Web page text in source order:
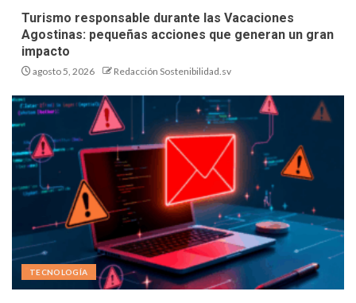
Turismo responsable durante las Vacaciones
Agostinas: pequeñas acciones que generan un gran
impacto
agosto 5, 2026 Redacción Sostenibilidad.sv
TECNOLOGÍA